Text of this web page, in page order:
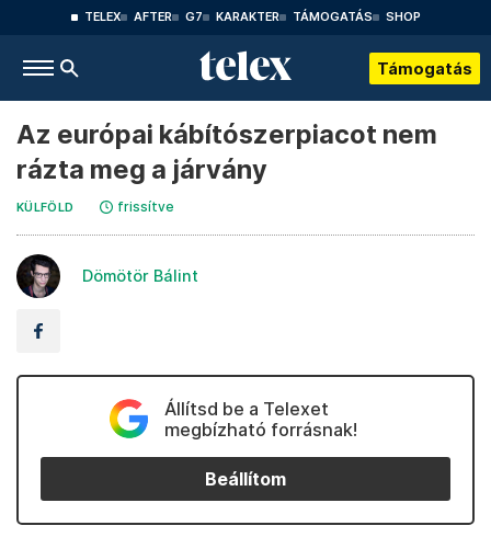
TELEX AFTER G7 KARAKTER TÁMOGATÁS SHOP
Támogatás
Az európai kábítószerpiacot nem
rázta meg a járvány
KÜLFÖLD frissítve
Dömötör Bálint
Állítsd be a Telexet
megbízható forrásnak!
Beállítom